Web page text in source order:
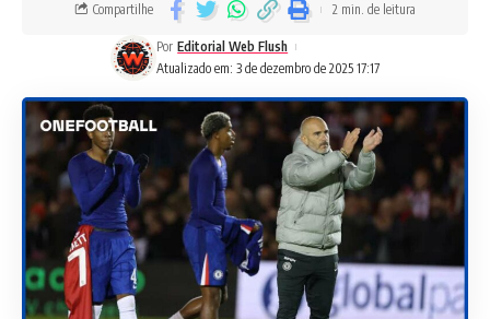
Atualizado em: 3 de dezembro de 2025 17:17
Por Editorial Web Flush
Compartilhe 2 min. de leitura